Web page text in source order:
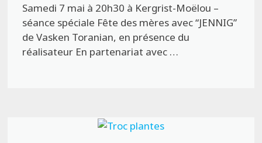
Samedi 7 mai à 20h30 à Kergrist-Moëlou –
séance spéciale Fête des mères avec “JENNIG”
de Vasken Toranian, en présence du
réalisateur En partenariat avec …